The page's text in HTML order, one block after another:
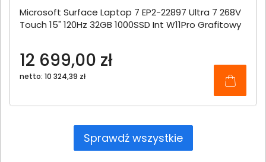
Microsoft Surface Laptop 7 EP2-22897 Ultra 7 268V
Touch 15" 120Hz 32GB 1000SSD Int W11Pro Grafitowy
12 699,00 zł
netto: 10 324,39 zł
Sprawdź wszystkie